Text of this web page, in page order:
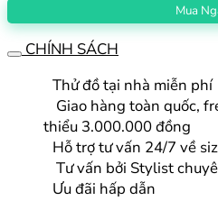
nam
Noressy
hãng
phối
hoạ
Mua
CHÍNH SÁCH
Thử đồ tại nhà miễn phí
Giao hàng toàn quốc,
thiểu 3.000.000 đồng
Hỗ trợ tư vấn 24/7 về
Tư vấn bởi Stylist
Ưu đãi hấp dẫn